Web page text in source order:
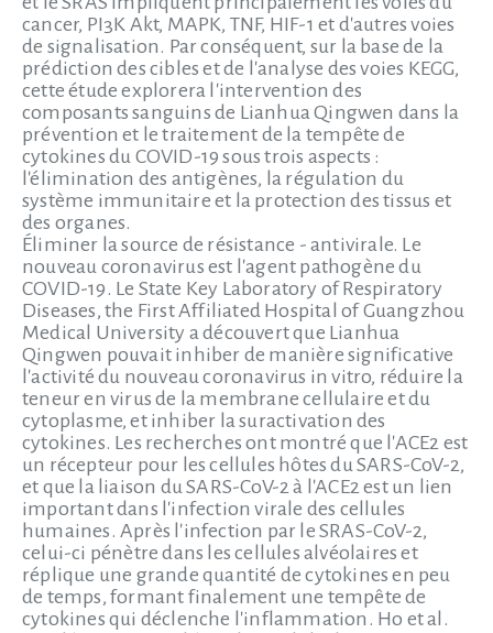
cancer, PI3K Akt, MAPK, TNF, HIF-1 et d'autres voies
de signalisation. Par conséquent, sur la base de la
prédiction des cibles et de l'analyse des voies KEGG,
cette étude explorera l'intervention des
composants sanguins de Lianhua Qingwen dans la
prévention et le traitement de la tempête de
cytokines du COVID-19 sous trois aspects :
l'élimination des antigènes, la régulation du
système immunitaire et la protection des tissus et
des organes.
Éliminer la source de résistance - antivirale. Le
nouveau coronavirus est l'agent pathogène du
COVID-19. Le State Key Laboratory of Respiratory
Diseases, the First Affiliated Hospital of Guangzhou
Medical University a découvert que Lianhua
Qingwen pouvait inhiber de manière significative
l'activité du nouveau coronavirus in vitro, réduire la
teneur en virus de la membrane cellulaire et du
cytoplasme, et inhiber la suractivation des
cytokines. Les recherches ont montré que l'ACE2 est
un récepteur pour les cellules hôtes du SARS-CoV-2,
et que la liaison du SARS-CoV-2 à l'ACE2 est un lien
important dans l'infection virale des cellules
humaines. Après l'infection par le SRAS-CoV-2,
celui-ci pénètre dans les cellules alvéolaires et
réplique une grande quantité de cytokines en peu
de temps, formant finalement une tempête de
cytokines qui déclenche l'inflammation. Ho et al.